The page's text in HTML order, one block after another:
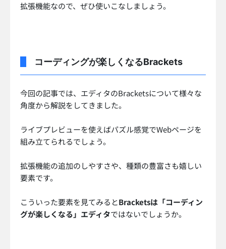
拡張機能なので、ぜひ使いこなしましょう。
コーディングが楽しくなるBrackets
今回の記事では、エディタのBracketsについて様々な
角度から解説をしてきました。
ライブプレビューを使えばパズル感覚でWebページを
組み立てられるでしょう。
拡張機能の追加のしやすさや、種類の豊富さも嬉しい
要素です。
こういった要素を見てみるとBracketsは「コーディン
グが楽しくなる」エディタではないでしょうか。